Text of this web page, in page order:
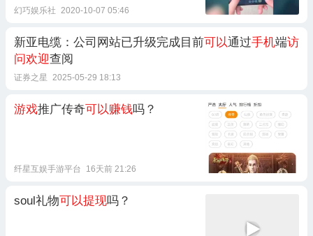
幻巧娱乐社 2020-10-07 05:46
新亚电缆：公司网站已升级完成目前可以通过手机端访
问欢迎查阅
证券之星 2025-05-29 18:13
游戏推广传奇可以赚钱吗？
纤星互娱手游平台 16天前 21:26
soul礼物可以提现吗？